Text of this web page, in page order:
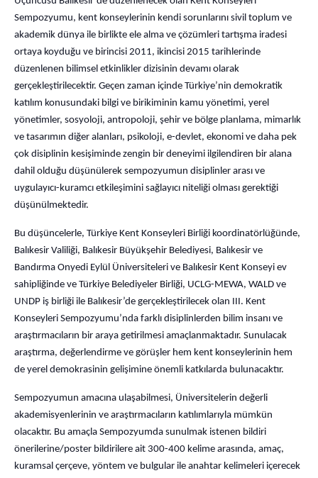
Sempozyumu, kent konseylerinin kendi sorunlarını sivil toplum ve
akademik dünya ile birlikte ele alma ve çözümleri tartışma iradesi
ortaya koyduğu ve birincisi 2011, ikincisi 2015 tarihlerinde
düzenlenen bilimsel etkinlikler dizisinin devamı olarak
gerçekleştirilecektir. Geçen zaman içinde Türkiye’nin demokratik
katılım konusundaki bilgi ve birikiminin kamu yönetimi, yerel
yönetimler, sosyoloji, antropoloji, şehir ve bölge planlama, mimarlık
ve tasarımın diğer alanları, psikoloji, e-devlet, ekonomi ve daha pek
çok disiplinin kesişiminde zengin bir deneyimi ilgilendiren bir alana
dahil olduğu düşünülerek sempozyumun disiplinler arası ve
uygulayıcı-kuramcı etkileşimini sağlayıcı niteliği olması gerektiği
düşünülmektedir.
Bu düşüncelerle, Türkiye Kent Konseyleri Birliği koordinatörlüğünde,
Balıkesir Valiliği, Balıkesir Büyükşehir Belediyesi, Balıkesir ve
Bandırma Onyedi Eylül Üniversiteleri ve Balıkesir Kent Konseyi ev
sahipliğinde ve Türkiye Belediyeler Birliği, UCLG-MEWA, WALD ve
UNDP iş birliği ile Balıkesir’de gerçekleştirilecek olan III. Kent
Konseyleri Sempozyumu’nda farklı disiplinlerden bilim insanı ve
araştırmacıların bir araya getirilmesi amaçlanmaktadır. Sunulacak
araştırma, değerlendirme ve görüşler hem kent konseylerinin hem
de yerel demokrasinin gelişimine önemli katkılarda bulunacaktır.
Sempozyumun amacına ulaşabilmesi, Üniversitelerin değerli
akademisyenlerinin ve araştırmacıların katılımlarıyla mümkün
olacaktır. Bu amaçla Sempozyumda sunulmak istenen bildiri
önerilerine/poster bildirilere ait 300-400 kelime arasında, amaç,
kuramsal çerçeve, yöntem ve bulgular ile anahtar kelimeleri içerecek